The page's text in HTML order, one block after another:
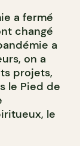
a fermé
changé
a
on a
projets,
le Pied de
le